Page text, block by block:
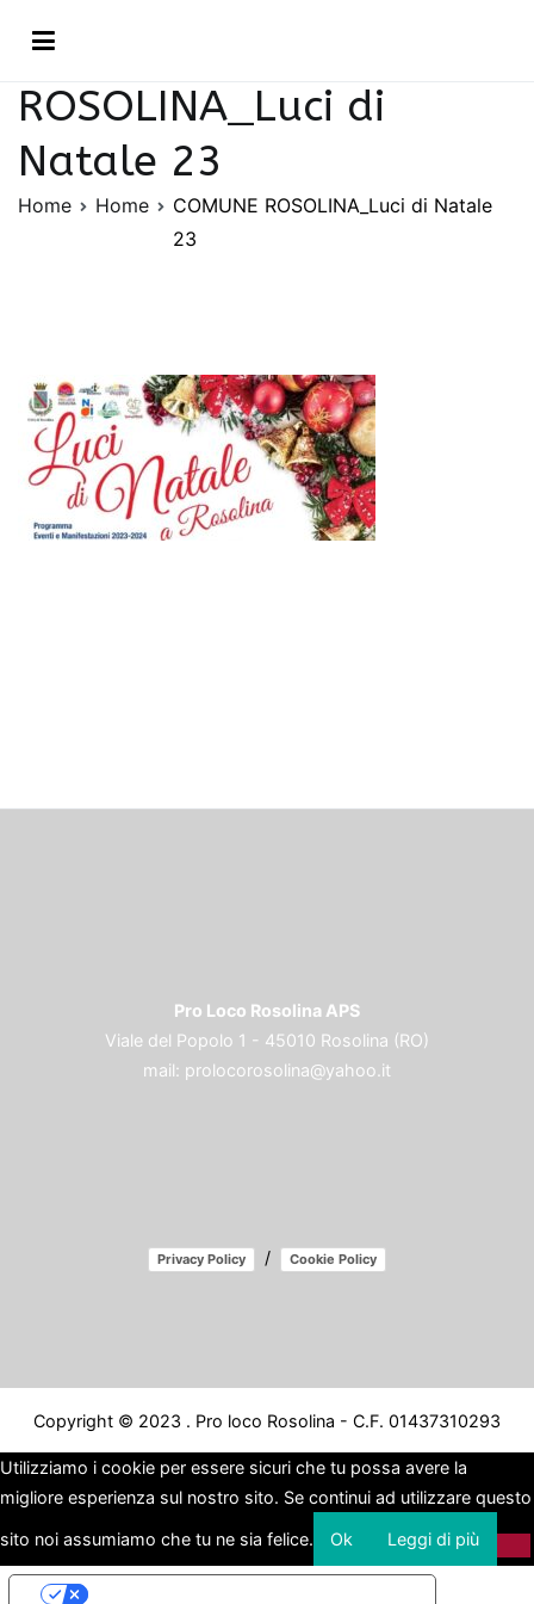
COMUNE
ROSOLINA_Luci di
Natale 23
Home Home
COMUNE ROSOLINA_Luci di Natale
23
Pro Loco Rosolina APS
Viale del Popolo 1 - 45010 Rosolina (RO)
mail: prolocorosolina@yahoo.it
Privacy Policy / Cookie Policy
Copyright © 2023 . Pro loco Rosolina - C.F. 01437310293
Utilizziamo i cookie per essere sicuri che tu possa avere la
migliore esperienza sul nostro sito. Se continui ad utilizzare questo
sito noi assumiamo che tu ne sia felice. Ok Leggi di più